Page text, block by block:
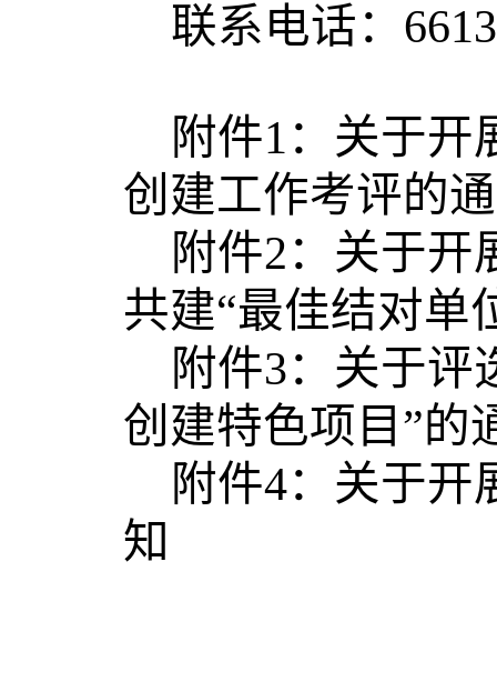
联系电话：
附件1：关于开
创建工作考评的
附件2：关于开
共建“最佳结对单
附件3：关于评
创建特色项目”的
附件4：关于开
知